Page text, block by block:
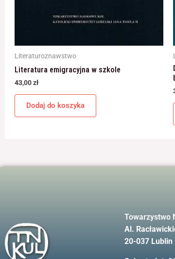
Literaturoznawstwo
Literatura emigracyjna w szkole
43,00zł
Dodaj do koszyka
Towarzystwo
Al.
20-037 Lublin